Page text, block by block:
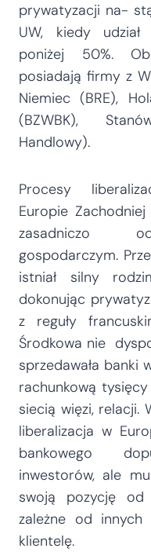
prywatyzacji na-
UW, kiedy udział
poniżej 50%.
posiadają firmy z
Niemiec (BRE),
(BZWBK),
Handlowy).
Procesy
Europie
zasadniczo
gospodarczym.
istniał silny
dokonując
z reguły
Środkowa nie
sprzedawała banki
rachunkową
siecią więzi, relacji.
liberalizacja w
bankowego
inwestorów, ale
swoją pozycję od
zależne od
klientelę.